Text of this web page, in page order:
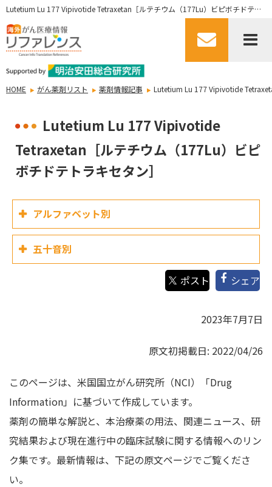
Lutetium Lu 177 Vipivotide Tetraxetan［ルテチウム（177Lu）ビピボチドテトラキセタン］
HOME がん薬剤リスト 薬剤情報記事 Lutetium Lu 177 Vipivotide
Lutetium Lu 177 Vipivotide
Tetraxetan［ルテチウム（177Lu）ビピ
ボチドテトラキセタン］
アルファベット別
五十音別
シェア
2023年7月7日
原文初掲載日: 2022/04/26
このページは、米国国立がん研究所（NCI）「Drug
Information」に基づいて作成しています。
薬剤の簡単な解説と、本治療薬の用法、関連ニュース、研
究結果および現在進行中の臨床試験に関する情報へのリン
ク集です。最新情報は、下記の原文ページでご覧くださ
い。